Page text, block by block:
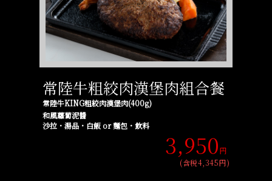
常陸牛粗絞肉漢堡肉組合餐
常陸牛KING粗絞肉漢堡肉(400g)
和風蘿蔔泥醬
沙拉・湯品・白飯 or 麵包・飲料
3,950円
(含税4,345円)